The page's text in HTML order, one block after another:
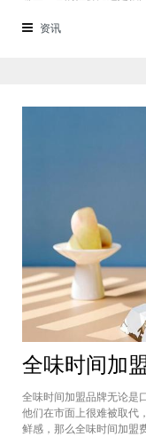
的。加盟费用创业者想要
资讯
全味时间加盟品牌无论是
他们在市面上很难被取代
鲜感，那么全味时间加盟